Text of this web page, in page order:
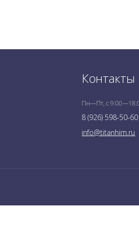
Контакты
Пн—Пт, с
8 (926) 598-50-60
info@titanhim.ru